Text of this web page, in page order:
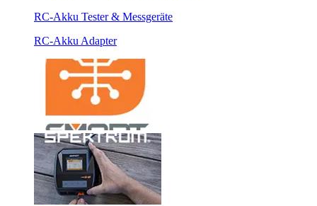
RC-Akku Tester & Messgeräte
RC-Akku Adapter